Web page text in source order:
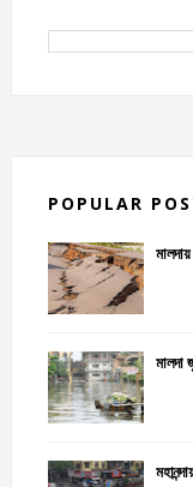
POPULAR
মালদা